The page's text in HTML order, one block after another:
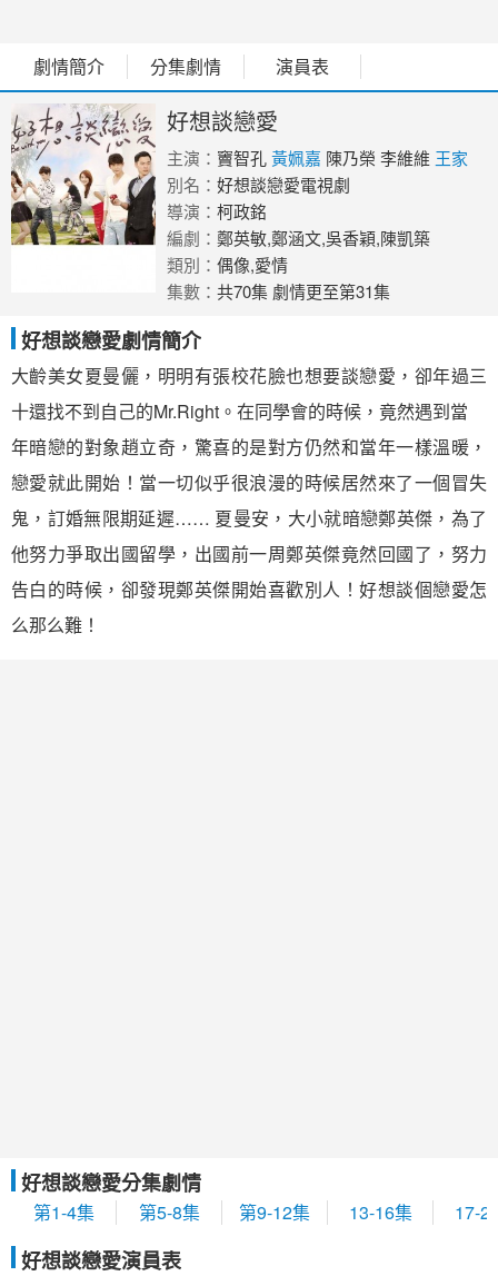
劇情簡介 分集劇情 演員表
好想談戀愛
主演： 竇智孔黃姵嘉 陳乃榮 李維維 王家
梁 房思瑜
別名： 好想談戀愛電視劇
導演： 柯政銘
編劇： 鄭英敏,鄭涵文,吳香穎,陳凱築
類別： 偶像,愛情
集數： 共70集 劇情更至第31集
好想談戀愛劇情簡介
大齡美女夏曼儷，明明有張校花臉也想要談戀愛，卻年過三
十還找不到自己的Mr.Right。在同學會的時候，竟然遇到當
年暗戀的對象趙立奇，驚喜的是對方仍然和當年一樣溫暖，
戀愛就此開始！當一切似乎很浪漫的時候居然來了一個冒失
鬼，訂婚無限期延遲…… 夏曼安，大小就暗戀鄭英傑，為了
他努力爭取出國留學，出國前一周鄭英傑竟然回國了，努力
告白的時候，卻發現鄭英傑開始喜歡別人！好想談個戀愛怎
么那么難！
好想談戀愛分集劇情
第1-4集 第5-8集 第9-12集 13-16集 17-
好想談戀愛演員表